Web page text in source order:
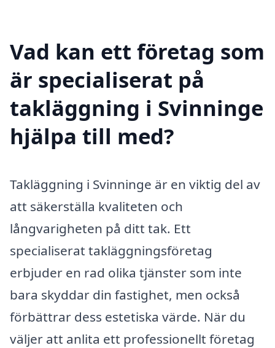
Vad kan ett företag som
är specialiserat på
takläggning i Svinninge
hjälpa till med?
Takläggning i Svinninge är en viktig del av
att säkerställa kvaliteten och
långvarigheten på ditt tak. Ett
specialiserat takläggningsföretag
erbjuder en rad olika tjänster som inte
bara skyddar din fastighet, men också
förbättrar dess estetiska värde. När du
väljer att anlita ett professionellt företag